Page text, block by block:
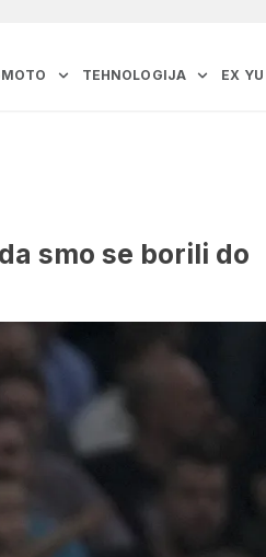
TEHNOLOGIJA EX YU
smo se borili do